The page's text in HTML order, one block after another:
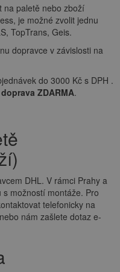
na paletě nebo zboží
je možné zvolit jednu
TopTrans, Geis.
dopravce v závislosti na
do 3000 Kč s DPH .
ZDARMA.
DHL. V rámci Prahy a
možností montáže. Pro
telefonicky na
nám zašlete dotaz e-